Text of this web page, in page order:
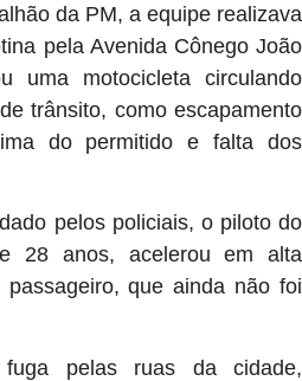
da PM, a equipe realizava
pela Avenida Cônego João
uma motocicleta circulando
trânsito, como escapamento
do permitido e falta dos
pelos policiais, o piloto do
28 anos, acelerou em alta
que ainda não foi
pelas ruas da cidade,